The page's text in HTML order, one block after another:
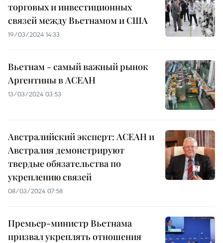
торговых и инвестиционных
связей между Вьетнамом и США
19/03/2024 14:33
Вьетнам - самый важный рынок
Аргентины в АСЕАН
13/03/2024 03:53
Австралийский эксперт: АСЕАН и
Австралия демонстрируют
твердые обязательства по
укреплению связей
08/03/2024 07:58
Премьер-министр Вьетнама
призвал укреплять отношения